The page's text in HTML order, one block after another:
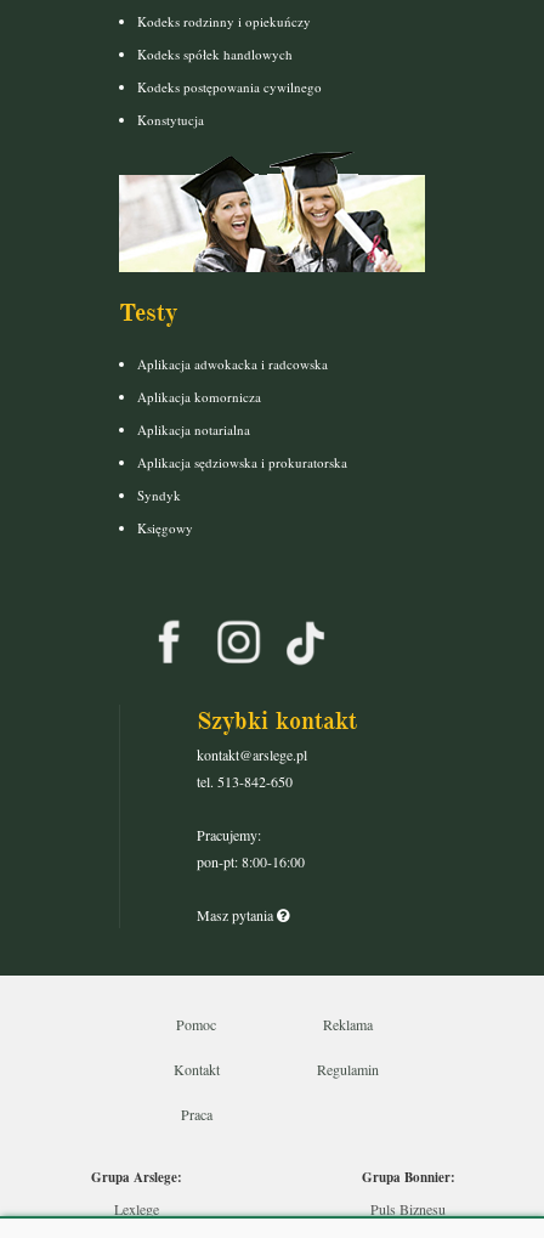
Kodeks rodzinny i opiekuńczy
Kodeks spółek handlowych
Kodeks postępowania cywilnego
Konstytucja
Testy
Aplikacja adwokacka i radcowska
Aplikacja komornicza
Aplikacja notarialna
Aplikacja sędziowska i prokuratorska
Syndyk
Księgowy
Szybki kontakt
kontakt@arslege.pl
tel. 513-842-650
Pracujemy:
pon-pt: 8:00-16:00
Masz pytania
Pomoc Reklama
Kontakt Regulamin
Praca
Grupa Arslege:
Lexlege
Grupa Bonnier:
Puls Biznesu